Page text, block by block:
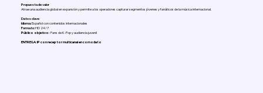
Propuesta de valor
Atrae una audiencia global en expansión y permite a los operadores capturar segmentos jóvenes y fanáticos de la música internacional.
Datos clave
Idioma:Español con contenidos internacionales
Formato:HD 24/7
Público objetivo: Fans de K-Pop y audiencia juvenil
ENTREGA:IP con receptor multicanal en comodato